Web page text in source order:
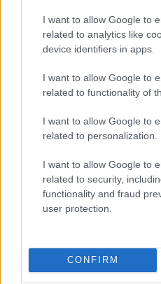
I want to allow Google to
related to analytics like
device identifiers in apps.
I want to allow Google to
related to functionality of
I want to allow Google to
related to personalization.
I want to allow Google to
related to security,
functionality and fraud
user protection.
CONFIRM
Διαβάστε επίσης